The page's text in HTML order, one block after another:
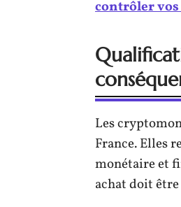
contrôler vos
Les
France. Elles
monétaire et
achat doit